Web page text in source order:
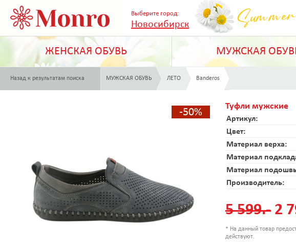
Выберите город:
Новосибирск
ЖЕНСКАЯ ОБУВЬ МУЖСКАЯ
Назад к результатам поиска МУЖСКАЯ ОБУВЬ ЛЕТО Banderos
-50%
Туфли мужские
Артикул:
Цвет:
Материал верха:
Материал
Материал
Производитель:
5 599.- 2
* На данный товар
действуют.